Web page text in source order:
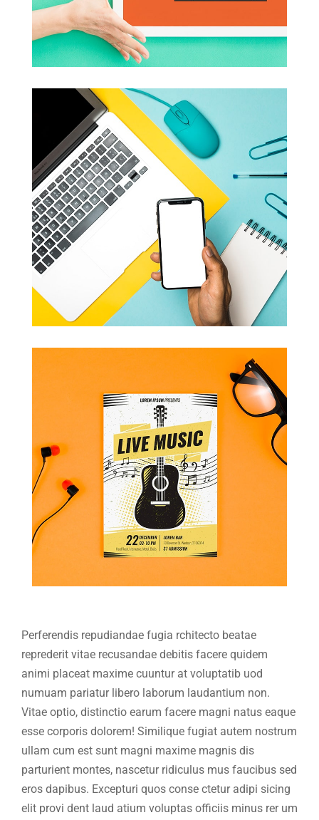
Perferendis repudiandae fugia rchitecto beatae
reprederit vitae recusandae debitis facere quidem
animi placeat maxime cuuntur at voluptatib uod
numuam pariatur libero laborum laudantium non.
Vitae optio, distinctio earum facere magni natus eaque
esse corporis dolorem! Similique fugiat autem nostrum
ullam cum est sunt magni maxime magnis dis
parturient montes, nascetur ridiculus mus faucibus sed
eros dapibus. Excepturi quos conse ctetur adipi sicing
elit provi dent laud atium voluptas officiis minus rer um